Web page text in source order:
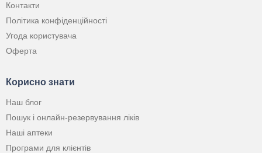
Контакти
Політика конфіденційності
Угода користувача
Оферта
Корисно знати
Наш блог
Пошук і онлайн-резервування ліків
Наші аптеки
Програми для клієнтів